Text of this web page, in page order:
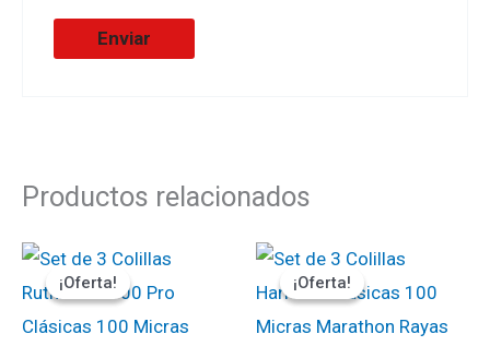
Productos relacionados
¡Oferta!
¡Oferta!
El
precio
original
₡900.
El
precio
actual
₡765.
¡Oferta!
¡Oferta!
El
precio
original
₡900.
El
precio
actual
₡765.